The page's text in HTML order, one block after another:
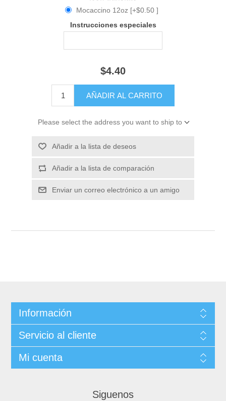
Mocaccino 12oz [+$0.50 ]
Instrucciones especiales
$4.40
Please select the address you want to ship to
Información
Servicio al cliente
Mi cuenta
Siguenos